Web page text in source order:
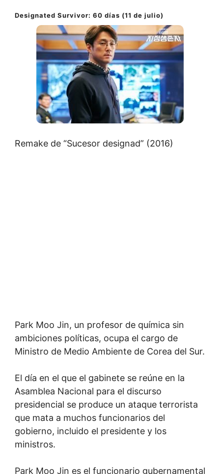
Designated Survivor: 60 días (11 de julio)
Remake de “Sucesor designad” (2016)
Park Moo Jin, un profesor de química sin
ambiciones políticas, ocupa el cargo de
Ministro de Medio Ambiente de Corea del Sur.
El día en el que el gabinete se reúne en la
Asamblea Nacional para el discurso
presidencial se produce un ataque terrorista
que mata a muchos funcionarios del
gobierno, incluido el presidente y los
ministros.
Park Moo Jin es el funcionario gubernamental